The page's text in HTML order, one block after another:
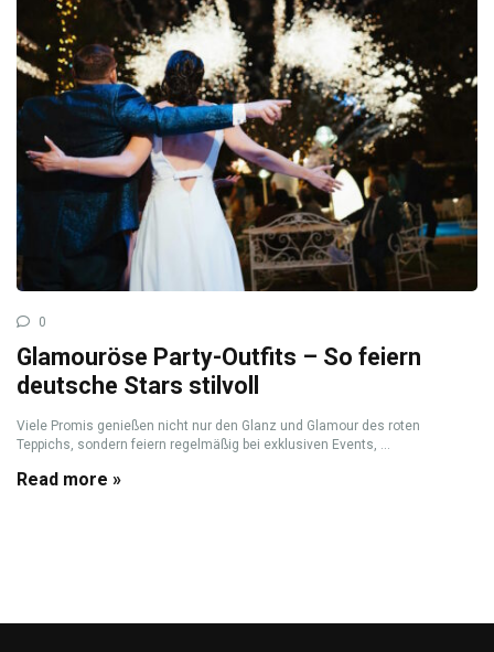
0
Glamouröse Party-Outfits – So feiern
deutsche Stars stilvoll
Viele Promis genießen nicht nur den Glanz und Glamour des roten
Teppichs, sondern feiern regelmäßig bei exklusiven Events, ...
Read more »